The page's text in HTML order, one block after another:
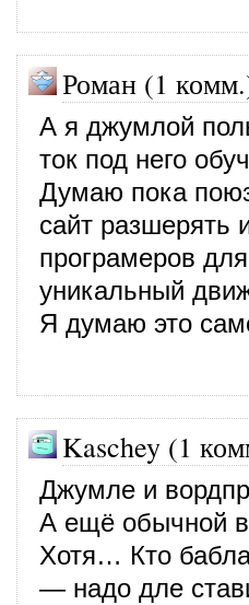
Роман (1
А я джумлой
ток под него
Думаю пока
сайт разшерять
програмеров
уникальный
Я думаю это
Kaschey (1
Джумле и
А ещё обычной
Хотя… Кто
— надо дле